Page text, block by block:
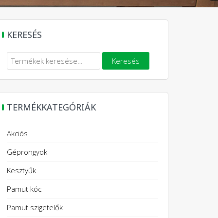
KERESÉS
Keresés
TERMÉKKATEGÓRIÁK
Akciós
Géprongyok
Kesztyűk
Pamut kóc
Pamut szigetelők